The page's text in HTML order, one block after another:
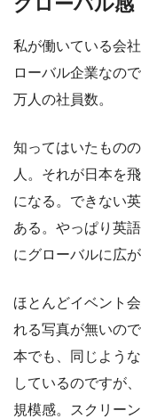
私が働いている会
ローバル企業なの
万人の社員数。
知ってはいたもの
人。それが日本を
になる。できない
ある。やっぱり英
にグローバルに広
ほとんどイベント
れる写真が無いの
本でも、同じよう
しているのですが
規模感。スクリー